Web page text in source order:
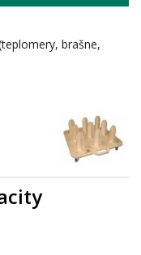
brašne,